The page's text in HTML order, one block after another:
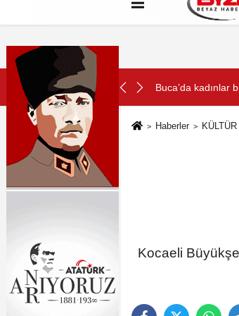
Hakkımızda Künye
SON DAKİKA:
Tamamlandı! Buca’da kadınlar
Haberler
Kocaeli